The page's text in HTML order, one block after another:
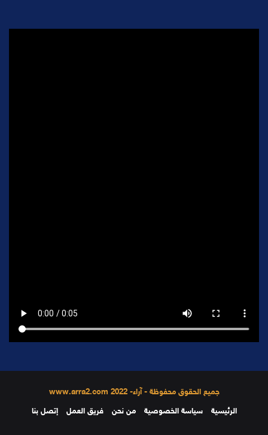
جميع الحقوق محفوظة - آراء- 2022 www.arra2.com
الرئيسية
سياسة الخصوصية من نحن فريق العمل إتصل بنا